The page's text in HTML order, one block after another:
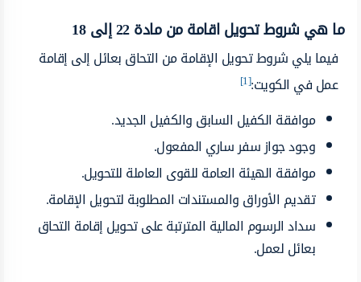
ما هي شروط تحويل اقامة من مادة 22 إلى 18
فيما يلي شروط تحويل الإقامة من التحاق بعائل إلى إقامة
عمل في الكويت:[1]
موافقة الكفيل السابق والكفيل الجديد.
وجود جواز سفر ساري المفعول.
موافقة الهيئة العامة للقوى العاملة للتحويل.
تقديم الأوراق والمستندات المطلوبة لتحويل الإقامة.
سداد الرسوم المالية المترتبة على تحويل إقامة التحاق
بعائل لعمل.